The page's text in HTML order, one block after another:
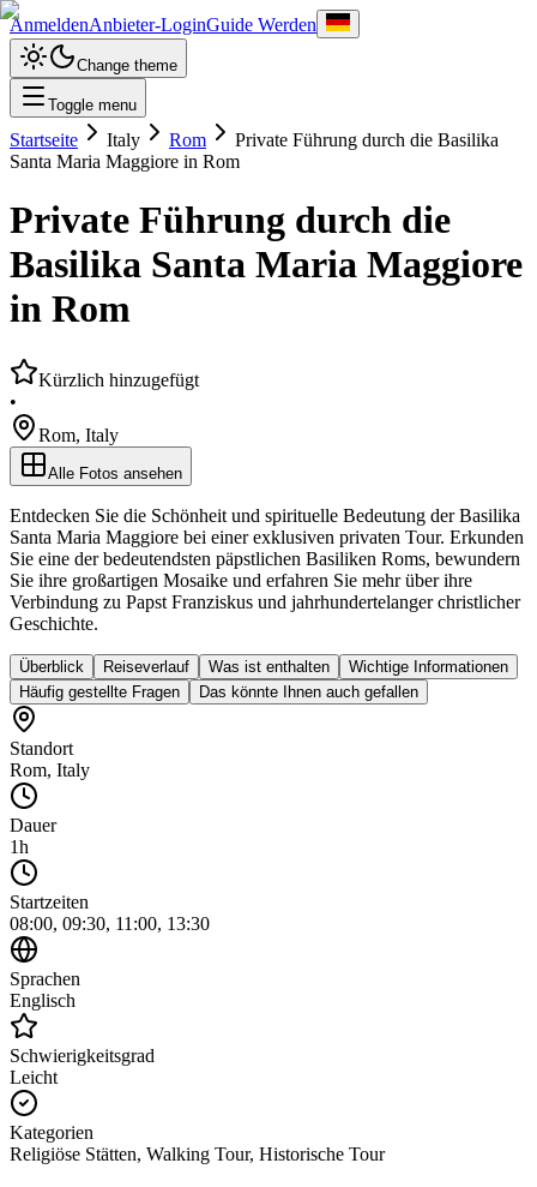
AnmeldenAnbieter-LoginGuide Werden
Change theme
Toggle menu
Startseite Italy Rom
Private Führung durch die Basilika
Santa Maria Maggiore in Rom
Private Führung durch die
Basilika Santa Maria Maggiore
in Rom
Kürzlich hinzugefügt
•
Rom, Italy
Alle Fotos ansehen
Entdecken Sie die Schönheit und spirituelle Bedeutung der Basilika
Santa Maria Maggiore bei einer exklusiven privaten Tour. Erkunden
Sie eine der bedeutendsten päpstlichen Basiliken Roms, bewundern
Sie ihre großartigen Mosaike und erfahren Sie mehr über ihre
Verbindung zu Papst Franziskus und jahrhundertelanger christlicher
Geschichte.
Überblick Reiseverlauf Was ist enthalten
Wichtige Informationen
Häufig gestellte Fragen
Das könnte Ihnen auch gefallen
Standort
Rom, Italy
Dauer
1h
Startzeiten
08:00, 09:30, 11:00, 13:30
Sprachen
Englisch
Schwierigkeitsgrad
Leicht
Kategorien
Religiöse Stätten, Walking Tour, Historische Tour